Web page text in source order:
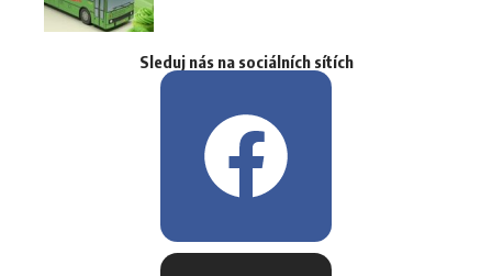
Sleduj nás na sociálních sítích